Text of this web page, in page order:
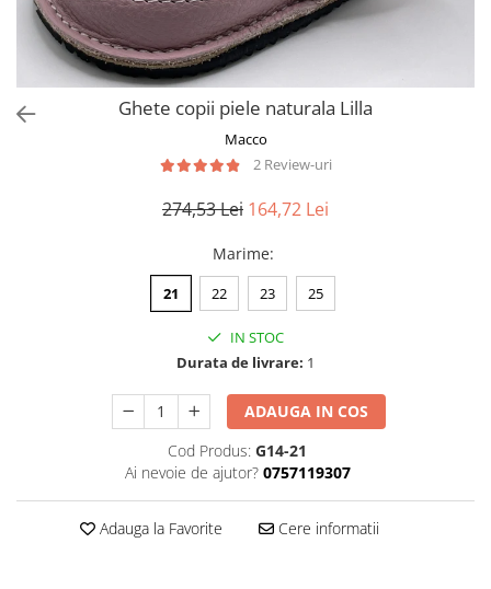
Ghete copii piele naturala Lilla
Macco
2 Review-uri
274,53 Lei 164,72 Lei
Marime:
21 22 23 25
IN STOC
Durata de livrare: 1
ADAUGA IN COS
Cod Produs: G14-21
Ai nevoie de ajutor? 0757119307
Adauga la Favorite Cere informatii